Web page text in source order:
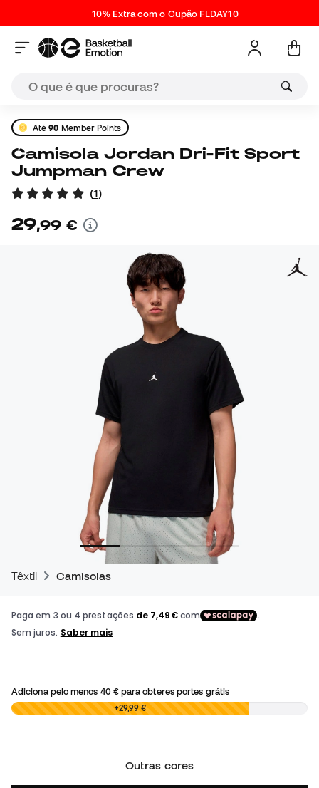
10% Extra com o Cupão FLDAY10
Até90 Member Points
Camisola Jordan Dri-Fit Sport
Jumpman Crew
(1)
29,99 €
Têxtil Camisolas
Adiciona pelo menos 40 €para obteres portes grátis
0,00 € +29,99 €
Outras cores